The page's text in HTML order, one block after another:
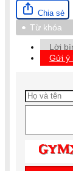
Chia sẻ
Từ khóa
Lời
Gửi ý